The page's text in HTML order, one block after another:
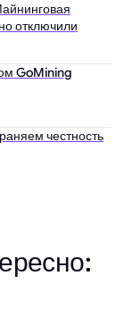
отключили
GoMining
честность